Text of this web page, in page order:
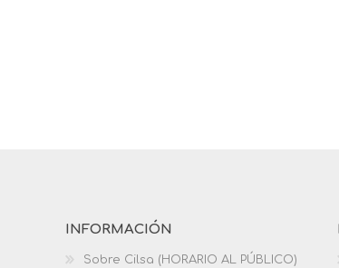
INFORMACIÓN
Sobre Cilsa (HORARIO AL PÚBLICO)